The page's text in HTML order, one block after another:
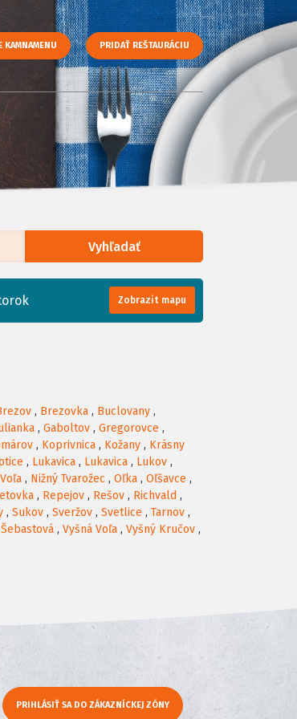
KAMNAMENU PRIDAŤ REŠTAURÁCIU
Vyhľadať
Zobrazit mapu
, Brezovka , Buclovany ,
, Gaboltov , Gregorovce ,
, Koprivnica , Kožany , Krásny
, Lukavica , Lukavica , Lukov ,
, Nižný Tvarožec , Oľka , Oľšavce ,
, Repejov , Rešov , Richvald ,
, Sukov , Sveržov , Svetlice , Tarnov ,
, Vyšná Voľa , Vyšný Kručov ,
PRIHLÁSIŤ SA DO ZÁKAZNÍCKEJ ZÓNY